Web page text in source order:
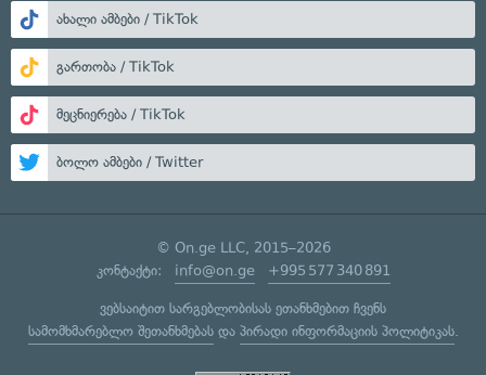
ახალი ამბები / TikTok
გართობა / TikTok
მეცნიერება / TikTok
ბოლო ამბები / Twitter
© On.ge LLC, 2015–2026
კონტაქტი: info@on.ge +995 577 340 891
ვებსაიტით სარგებლობისას ეთანხმებით ჩვენს
სამომხმარებლო შეთანხმებასდა პირადი ინფორმაციის პოლიტიკას.